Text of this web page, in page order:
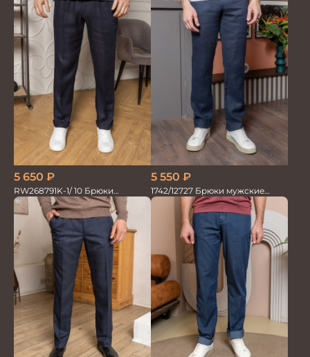
5 650 ₽
RW268791K-1/ 10 Брюки
мужские т.син. 100% Лён
5 550 ₽
1742/12727 Брюки мужские
100%лён син